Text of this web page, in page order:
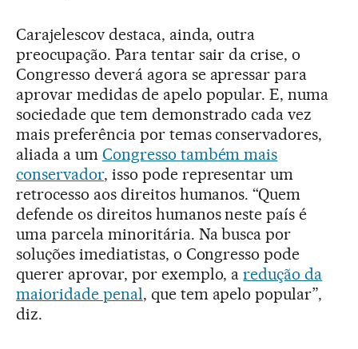
Carajelescov destaca, ainda, outra
preocupação. Para tentar sair da crise, o
Congresso deverá agora se apressar para
aprovar medidas de apelo popular. E, numa
sociedade que tem demonstrado cada vez
mais preferência por temas conservadores,
aliada a um Congresso também mais
conservador, isso pode representar um
retrocesso aos direitos humanos. “Quem
defende os direitos humanos neste país é
uma parcela minoritária. Na busca por
soluções imediatistas, o Congresso pode
querer aprovar, por exemplo, aredução da
maioridade penal, que tem apelo popular”,
diz.